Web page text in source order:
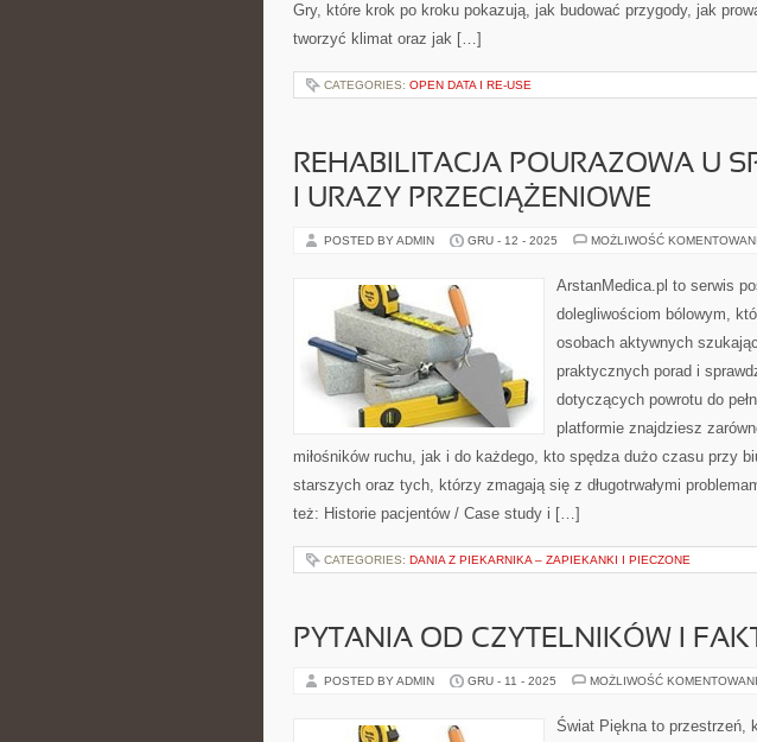
Gry, które krok po kroku pokazują, jak budować przygody, jak
tworzyć klimat oraz jak […]
CATEGORIES: OPEN DATA I RE-USE
REHABILITACJA POURAZOWA U
I URAZY PRZECIĄŻENIOWE
POSTED BY ADMIN GRU - 12 - 2025 MOŻLIWOŚĆ
ArstanMedica.pl to serwis
dolegliwościom bólowym,
osobach aktywnych
praktycznych porad i
dotyczących powrotu do
platformie znajdziesz
miłośników ruchu, jak i do każdego, kto spędza dużo czasu przy
starszych oraz tych, którzy zmagają się z długotrwałymi
też: Historie pacjentów / Case study i […]
CATEGORIES: DANIA Z PIEKARNIKA – ZAPIEKANKI I PIECZONE
PYTANIA OD CZYTELNIKÓW I
POSTED BY ADMIN GRU - 11 - 2025 MOŻLIWOŚĆ
Świat Piękna to przestrzeń,